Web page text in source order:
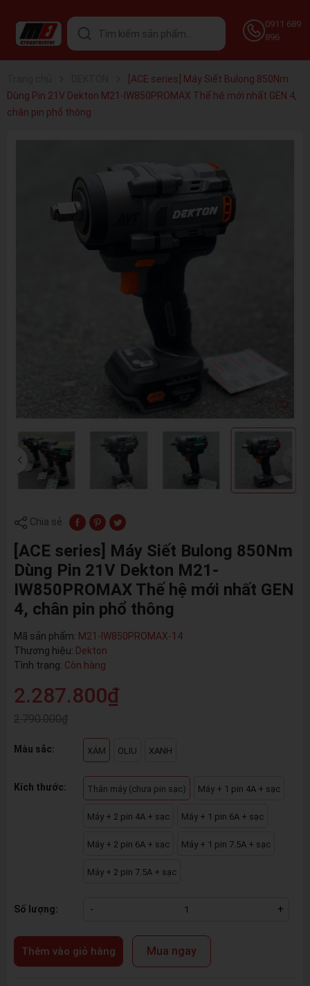
0911 689
896
[ACE series] Máy Siết Bulong 850Nm
Dùng Pin 21V Dekton M21-IW850PROMAX Thế hệ mới nhất GEN 4,
chân pin phổ thông
Chia sẻ
[ACE series] Máy Siết Bulong 850Nm
Dùng Pin 21V Dekton M21-
IW850PROMAX Thế hệ mới nhất GEN
4, chân pin phổ thông
Mã sản phẩm: M21-IW850PROMAX-14
Thương hiệu: Dekton
Tình trạng: Còn hàng
2.287.800₫
2.790.000₫
Màu sắc: XÁM OLIU XANH
Kích thước: Thân máy (chưa pin sạc) Máy + 1 pin 4A + sạc
Máy + 2 pin 4A + sạc Máy + 1 pin 6A + sạc
Máy + 2 pin 6A + sạc Máy + 1 pin 7.5A + sạc
Máy + 2 pin 7.5A + sạc
Số lượng: - +
Thêm vào giỏ hàng Mua ngay